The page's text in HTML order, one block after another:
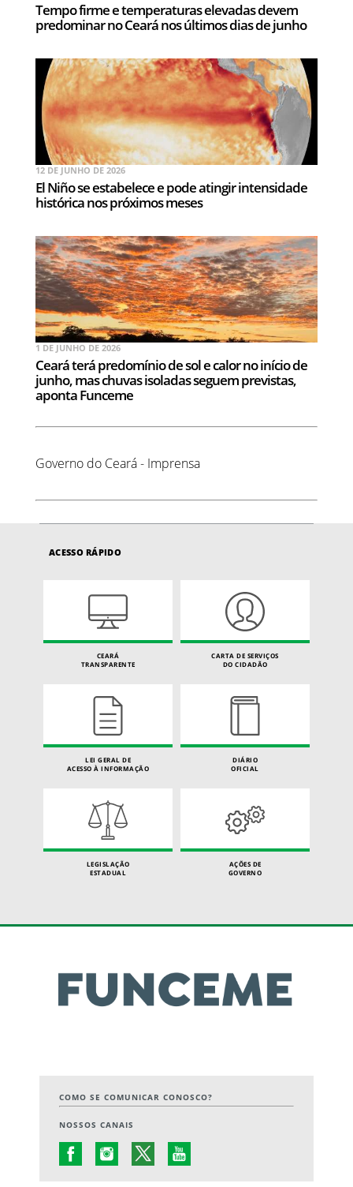
Tempo firme e temperaturas elevadas devem
predominar no Ceará nos últimos dias de junho
12 DE JUNHO DE 2026
El Niño se estabelece e pode atingir intensidade
histórica nos próximos meses
1 DE JUNHO DE 2026
Ceará terá predomínio de sol e calor no início de
junho, mas chuvas isoladas seguem previstas,
aponta Funceme
Governo do Ceará - Imprensa
ACESSO RÁPIDO
CEARÁ
TRANSPARENTE
CARTA DE SERVIÇOS
DO CIDADÃO
LEI GERAL DE
ACESSO À INFORMAÇÃO
DIÁRIO
OFICIAL
LEGISLAÇÃO
ESTADUAL
AÇÕES DE
GOVERNO
COMO SE COMUNICAR CONOSCO?
NOSSOS CANAIS